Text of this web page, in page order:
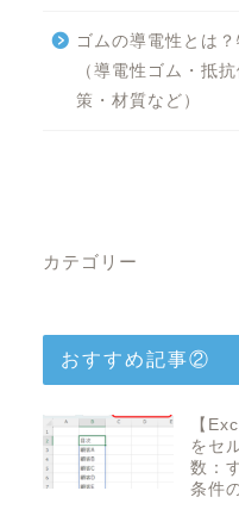
ゴムの導電性とは
（導電性ゴム・抵
策・材質など）
カテゴリー
おすすめ記事②
【
をセ
数：
条件